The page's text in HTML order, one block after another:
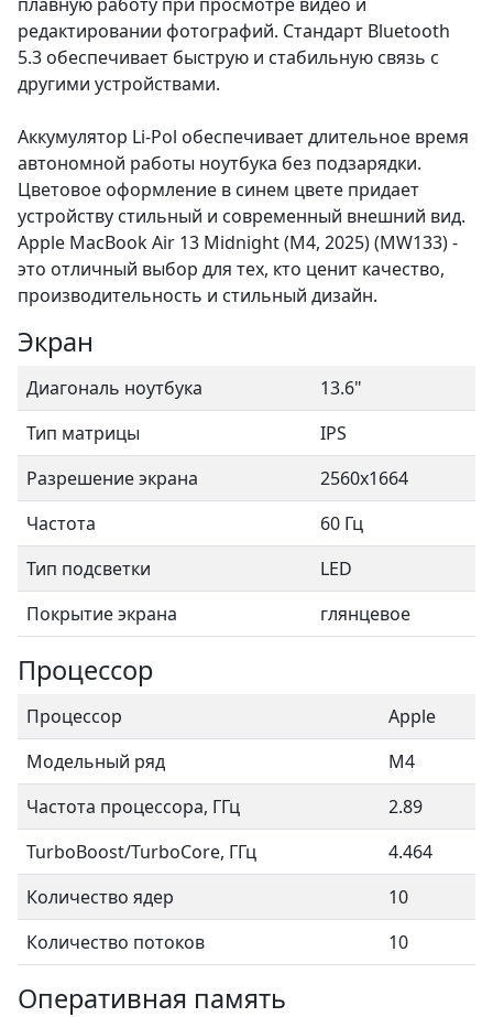
редактировании фотографий. Стандарт Bluetooth
5.3 обеспечивает быструю и стабильную связь с
другими устройствами.
Аккумулятор Li-Pol обеспечивает длительное время
автономной работы ноутбука без подзарядки.
Цветовое оформление в синем цвете придает
устройству стильный и современный внешний вид.
Apple MacBook Air 13 Midnight (M4, 2025) (MW133) -
это отличный выбор для тех, кто ценит качество,
производительность и стильный дизайн.
Экран
Диагональ ноутбука
13.6"
Тип матрицы
IPS
Разрешение экрана
2560x1664
Частота
60 Гц
Тип подсветки
LED
Покрытие экрана
глянцевое
Процессор
Процессор
Apple
Модельный ряд
M4
Частота процессора, ГГц
2.89
TurboBoost/TurboCore, ГГц
4.464
Количество ядер
10
Количество потоков
10
Оперативная память